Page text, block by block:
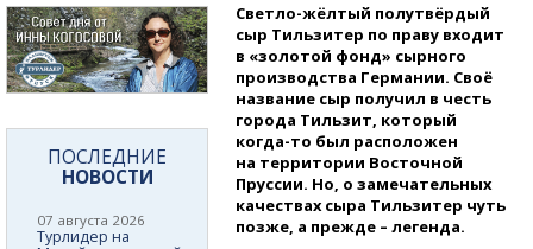
Светло-жёлтый полутвёрдый
сыр Тильзитер по праву входит
в «золотой фонд» сырного
производства Германии. Своё
название сыр получил в честь
города Тильзит, который
когда-то был расположен
на территории Восточной
Пруссии. Но, о замечательных
качествах сыра Тильзитер чуть
позже, а прежде – легенда.
ПОСЛЕДНИЕ
НОВОСТИ
07 августа 2026
Турлидер на